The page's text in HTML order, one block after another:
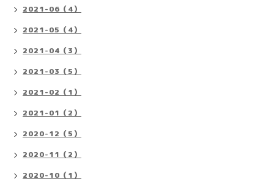
2021-06（4）
2021-05（4）
2021-04（3）
2021-03（5）
2021-02（1）
2021-01（2）
2020-12（5）
2020-11（2）
2020-10（1）